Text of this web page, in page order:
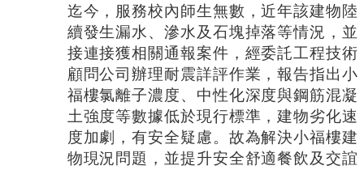
迄今，服務校內師生無數，近年該建物陸
續發生漏水、滲水及石塊掉落等情況，並
接連接獲相關通報案件，經委託工程技術
顧問公司辦理耐震詳評作業，報告指出小
福樓氯離子濃度、中性化深度與鋼筋混凝
土強度等數據低於現行標準，建物劣化速
度加劇，有安全疑慮。故為解決小福樓建
物現況問題，並提升安全舒適餐飲及交誼